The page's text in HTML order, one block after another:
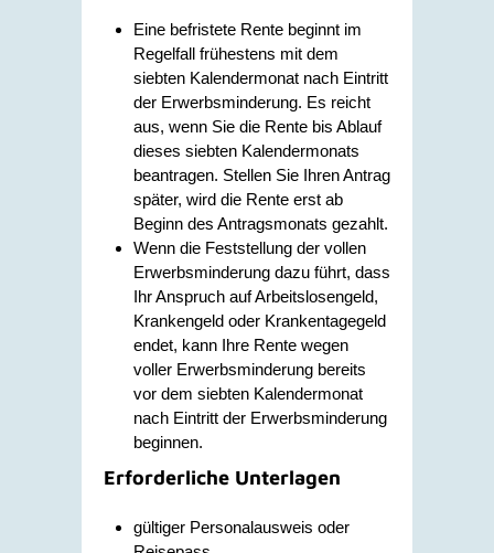
Eine befristete Rente beginnt im
Regelfall frühestens mit dem
siebten Kalendermonat nach Eintritt
der Erwerbsminderung. Es reicht
aus, wenn Sie die Rente bis Ablauf
dieses siebten Kalendermonats
beantragen. Stellen Sie Ihren Antrag
später, wird die Rente erst ab
Beginn des Antragsmonats gezahlt.
Wenn die Feststellung der vollen
Erwerbsminderung dazu führt, dass
Ihr Anspruch auf Arbeitslosengeld,
Krankengeld oder Krankentagegeld
endet, kann Ihre Rente wegen
voller Erwerbsminderung bereits
vor dem siebten Kalendermonat
nach Eintritt der Erwerbsminderung
beginnen.
Erforderliche Unterlagen
gültiger Personalausweis oder